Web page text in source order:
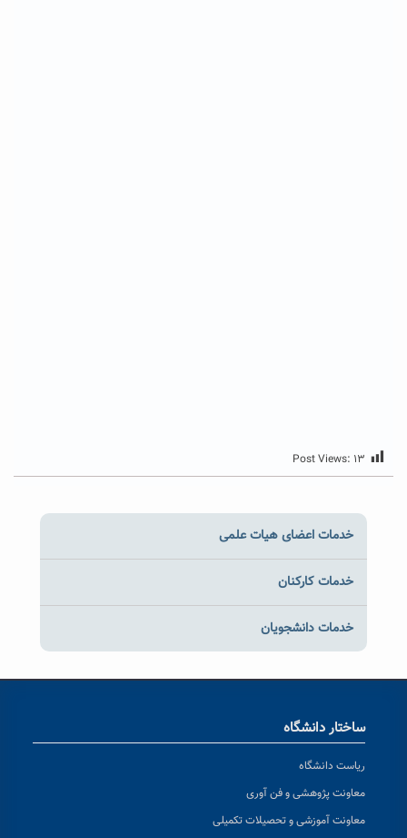
Post Views: ۱۳
خدمات اعضای هیات علمی
خدمات کارکنان
خدمات دانشجویان
ساختار دانشگاه
ریاست دانشگاه
معاونت پژوهشی و فن آوری
معاونت آموزشی و تحصیلات تکمیلی